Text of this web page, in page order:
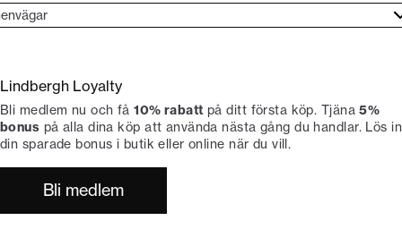
köp
Lindbergh-ambassadör
Lindbergh Loyalty
Bli medlem nu och få10% rabatt på ditt första köp. Tjäna5%
bonus på alla dina köp att använda nästa gång du handlar. Lös in
din sparade bonus i butik eller online när du vill.
Bli medlem